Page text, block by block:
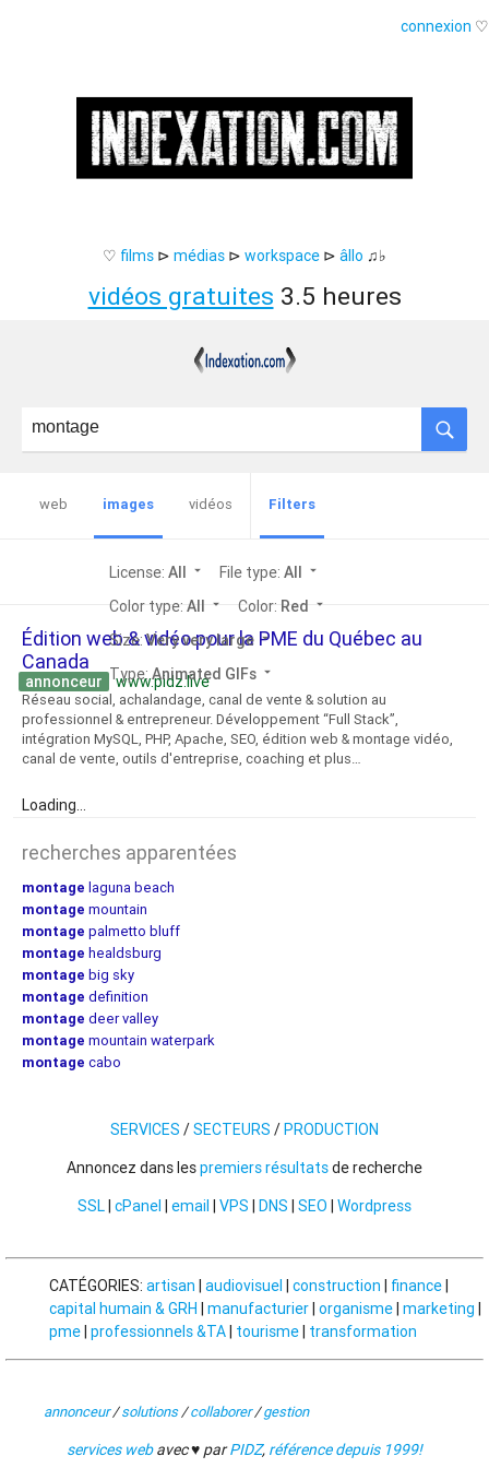
connexion ♡
♡ films ⊳ médias ⊳ workspace ⊳ âllo ♫♭
vidéos gratuites 3.5 heures
web images vidéos Filters
License: All arrow_drop_down File type: All arrow_drop_down
Color type: All arrow_drop_down Color: Red arrow_drop_down
Size:Very very large arrow_drop_down
Type:Animated GIFs arrow_drop_down
Édition web & vidéo pour la PME du Québec au
Canada
annonceur www.pidz.live
Réseau social, achalandage, canal de vente & solution au
professionnel & entrepreneur. Développement “Full Stack”,
intégration MySQL, PHP, Apache, SEO, édition web & montage vidéo,
canal de vente, outils d'entreprise, coaching et plus…
Loading...
recherches apparentées
montage laguna beach
montage mountain
montage palmetto bluff
montage healdsburg
montage big sky
montage definition
montage deer valley
montage mountain waterpark
montage cabo
SERVICES /SECTEURS /PRODUCTION
Annoncez dans lespremiers résultatsde recherche
SSL| cPanel | email | VPS | DNS | SEO | Wordpress
CATÉGORIES: artisan | audiovisuel | construction | finance|
capital humain & GRH | manufacturier| organisme| marketing |
pme| professionnels &TA| tourisme| transformation
annonceur/solutions/collaborer/gestion
services webavec ♥ parPIDZ, référence depuis 1999!